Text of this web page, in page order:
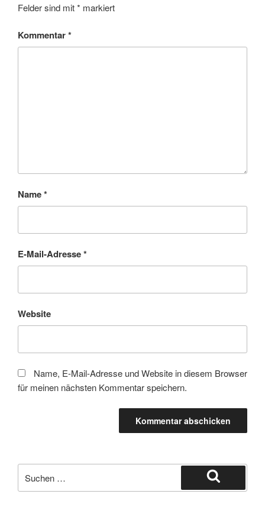
Felder sind mit* markiert
Kommentar*
Name*
E-Mail-Adresse*
Website
Name, E-Mail-Adresse und Website in diesem Browser
für meinen nächsten Kommentar speichern.